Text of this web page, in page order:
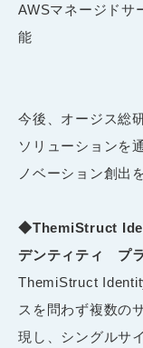
AWSマネージドサ
能
今後、オージス総
ソリューションを
ノベーション創出
◆ThemiStruct
デンティティ プ
ThemiStruct
スを問わず複数の
現し、シングルサ